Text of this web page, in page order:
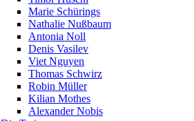
Marie Schürings
Nathalie Nußbaum
Antonia Noll
Denis Vasilev
Viet Nguyen
Thomas Schwirz
Robin Müller
Kilian Mothes
Alexander Nobis